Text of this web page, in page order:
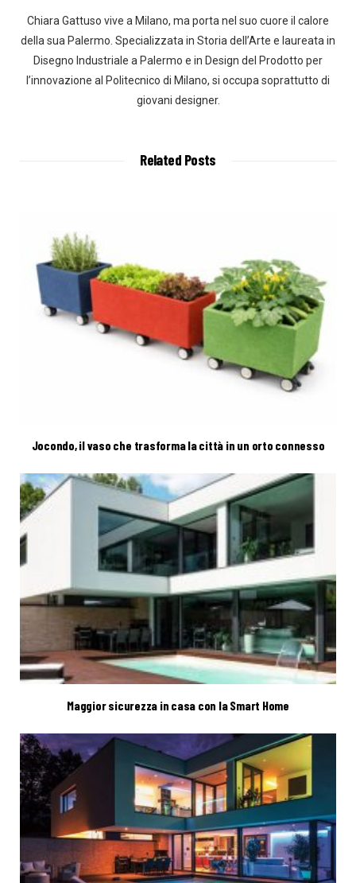
Chiara Gattuso vive a Milano, ma porta nel suo cuore il calore
della sua Palermo. Specializzata in Storia dell’Arte e laureata in
Disegno Industriale a Palermo e in Design del Prodotto per
l’innovazione al Politecnico di Milano, si occupa soprattutto di
giovani designer.
Related Posts
Jocondo, il vaso che trasforma la città in un orto connesso
Maggior sicurezza in casa con la Smart Home